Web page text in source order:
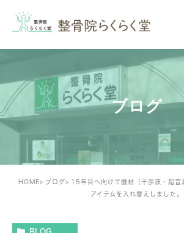
ブログ
HOME ブログ
15年目へ向けて機材（干渉波・超音
アイテムを入れ替えしました。
BLOG